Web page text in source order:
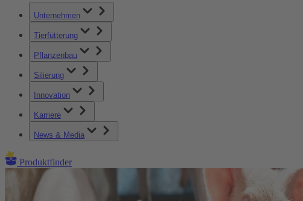
Unternehmen
Tierfütterung
Pflanzenbau
Silierung
Innovation
Karriere
News & Media
Produktfinder